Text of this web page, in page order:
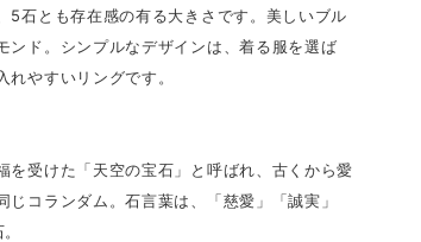
5石とも存在感の有る大きさです。美しいブル
ンド。シンプルなデザインは、着る服を選ば
やすいリングです。
を受けた「天空の宝石」と呼ばれ、古くから愛
じコランダム。石言葉は、「慈愛」「誠実」